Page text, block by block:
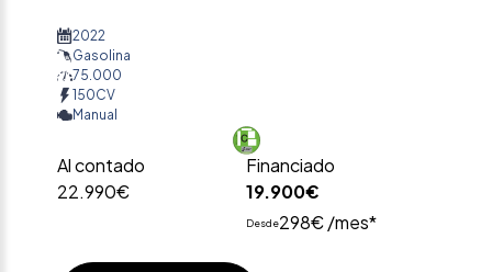
2022
Gasolina
75.000
150CV
Manual
Al contado
22.990€
Financiado
19.900€
Desde298€ /mes*